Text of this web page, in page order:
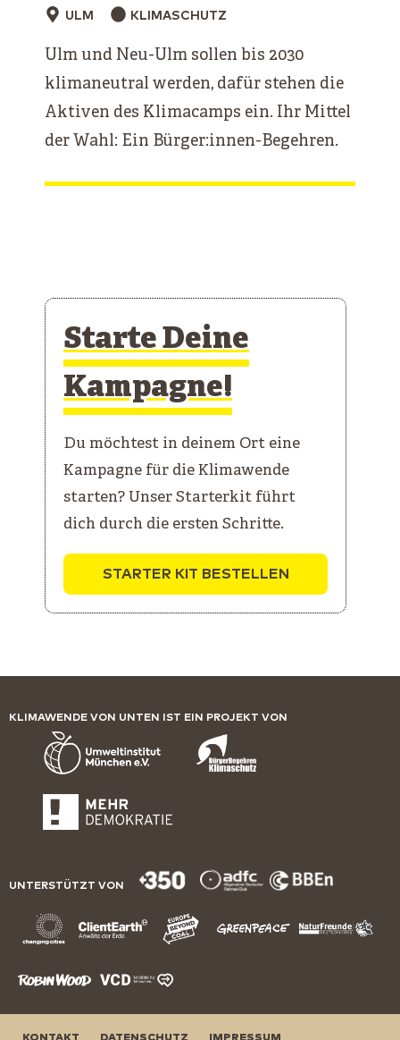
ULM KLIMASCHUTZ
Ulm und Neu-Ulm sollen bis 2030
klimaneutral werden, dafür stehen die
Aktiven des Klimacamps ein. Ihr Mittel
der Wahl: Ein Bürger:innen-Begehren.
Starte Deine
Kampagne!
Du möchtest in deinem Ort eine
Kampagne für die Klimawende
starten? Unser Starterkit führt
dich durch die ersten Schritte.
STARTER KIT BESTELLEN
KLIMAWENDE VON UNTEN IST EIN PROJEKT VON
UNTERSTÜTZT VON